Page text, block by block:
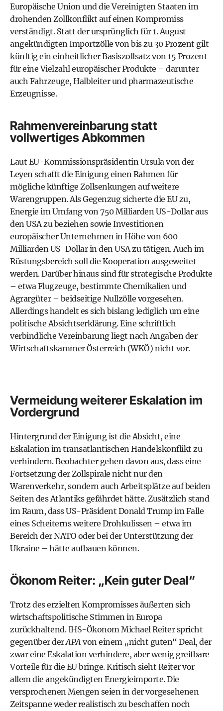
Europäische Union und die Vereinigten Staaten im
drohenden Zollkonflikt auf einen Kompromiss
verständigt. Statt der ursprünglich für 1. August
angekündigten Importzölle von bis zu 30 Prozent gilt
künftig ein einheitlicher Basiszollsatz von 15 Prozent
für eine Vielzahl europäischer Produkte – darunter
auch Fahrzeuge, Halbleiter und pharmazeutische
Erzeugnisse.
Rahmenvereinbarung statt
vollwertiges Abkommen
Laut EU-Kommissionspräsidentin Ursula von der
Leyen schafft die Einigung einen Rahmen für
mögliche künftige Zollsenkungen auf weitere
Warengruppen. Als Gegenzug sicherte die EU zu,
Energie im Umfang von 750 Milliarden US-Dollar aus
den USA zu beziehen sowie Investitionen
europäischer Unternehmen in Höhe von 600
Milliarden US-Dollar in den USA zu tätigen. Auch im
Rüstungsbereich soll die Kooperation ausgeweitet
werden. Darüber hinaus sind für strategische Produkte
– etwa Flugzeuge, bestimmte Chemikalien und
Agrargüter – beidseitige Nullzölle vorgesehen.
Allerdings handelt es sich bislang lediglich um eine
politische Absichtserklärung. Eine schriftlich
verbindliche Vereinbarung liegt nach Angaben der
Wirtschaftskammer Österreich (WKÖ) nicht vor.
Vermeidung weiterer Eskalation im
Vordergrund
Hintergrund der Einigung ist die Absicht, eine
Eskalation im transatlantischen Handelskonflikt zu
verhindern. Beobachter gehen davon aus, dass eine
Fortsetzung der Zollspirale nicht nur den
Warenverkehr, sondern auch Arbeitsplätze auf beiden
Seiten des Atlantiks gefährdet hätte. Zusätzlich stand
im Raum, dass US-Präsident Donald Trump im Falle
eines Scheiterns weitere Drohkulissen – etwa im
Bereich der NATO oder bei der Unterstützung der
Ukraine – hätte aufbauen können.
Ökonom Reiter: „Kein guter Deal“
Trotz des erzielten Kompromisses äußerten sich
wirtschaftspolitische Stimmen in Europa
zurückhaltend. IHS-Ökonom Michael Reiter spricht
gegenüber derAPAvon einem „nicht guten“ Deal, der
zwar eine Eskalation verhindere, aber wenig greifbare
Vorteile für die EU bringe. Kritisch sieht Reiter vor
allem die angekündigten Energieimporte. Die
versprochenen Mengen seien in der vorgesehenen
Zeitspanne weder realistisch zu beschaffen noch